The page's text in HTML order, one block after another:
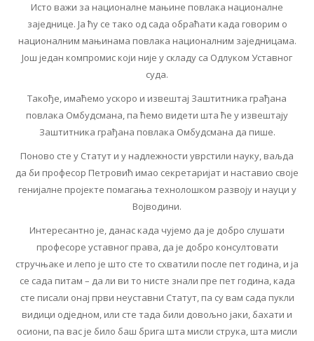
Исто важи за националне мањине повлака националне
заједнице. Ја ћу се тако од сада обраћати када говорим о
националним мањинама повлака националним заједницама.
Још један компромис који није у складу са Одлуком Уставног
суда.
Такође, имаћемо ускоро и извештај Заштитника грађана
повлака Омбудсмана, па ћемо видети шта ће у извештају
Заштитника грађана повлака Омбудсмана да пише.
Поново сте у Статут и у надлежности уврстили науку, ваљда
да би професор Петровић имао секретаријат и наставио своје
генијалне пројекте помагања технолошком развоју и науци у
Војводини.
Интересантно је, данас када чујемо да је добро слушати
професоре уставног права, да је добро консултовати
стручњаке и лепо је што сте то схватили после пет година, и ја
се сада питам – да ли ви то нисте знали пре пет година, када
сте писали онај први неуставни Статут, па су вам сада пукли
видици одједном, или сте тада били довољно јаки, бахати и
осиони, па вас је било баш брига шта мисли струка, шта мисли